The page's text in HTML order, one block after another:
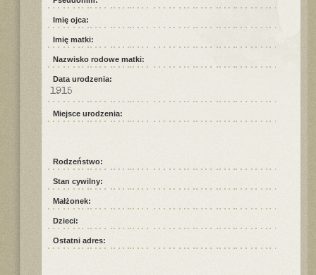
Imię ojca:
Imię matki:
Nazwisko rodowe matki:
Data urodzenia:
1915
Miejsce urodzenia:
Rodzeństwo:
Stan cywilny:
Małżonek:
Dzieci:
Ostatni adres: